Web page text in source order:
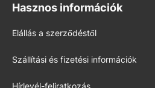
Hasznos információk
Elállás a szerződéstől
Szállítási és fizetési információk